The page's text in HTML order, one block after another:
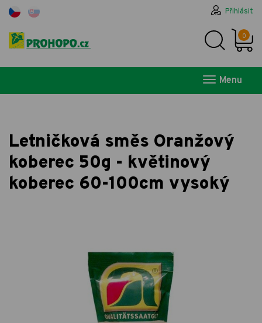
Přihlásit
0
Menu
Letničková směs Oranžový
koberec 50g - květinový
koberec 60-100cm vysoký